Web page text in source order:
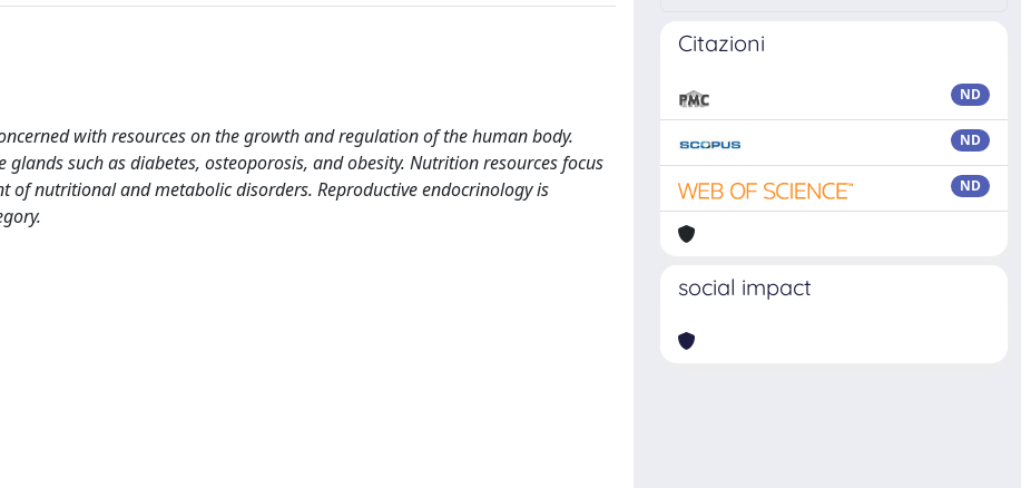
with resources on the growth and regulation of the human body.
such as diabetes, osteoporosis, and obesity. Nutrition resources focus
of nutritional and metabolic disorders. Reproductive endocrinology is
Citazioni
ND
ND
ND
social impact